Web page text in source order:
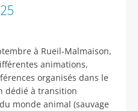
à Rueil-Malmaison,
animations,
organisés dans le
dédié à transition
monde animal (sauvage